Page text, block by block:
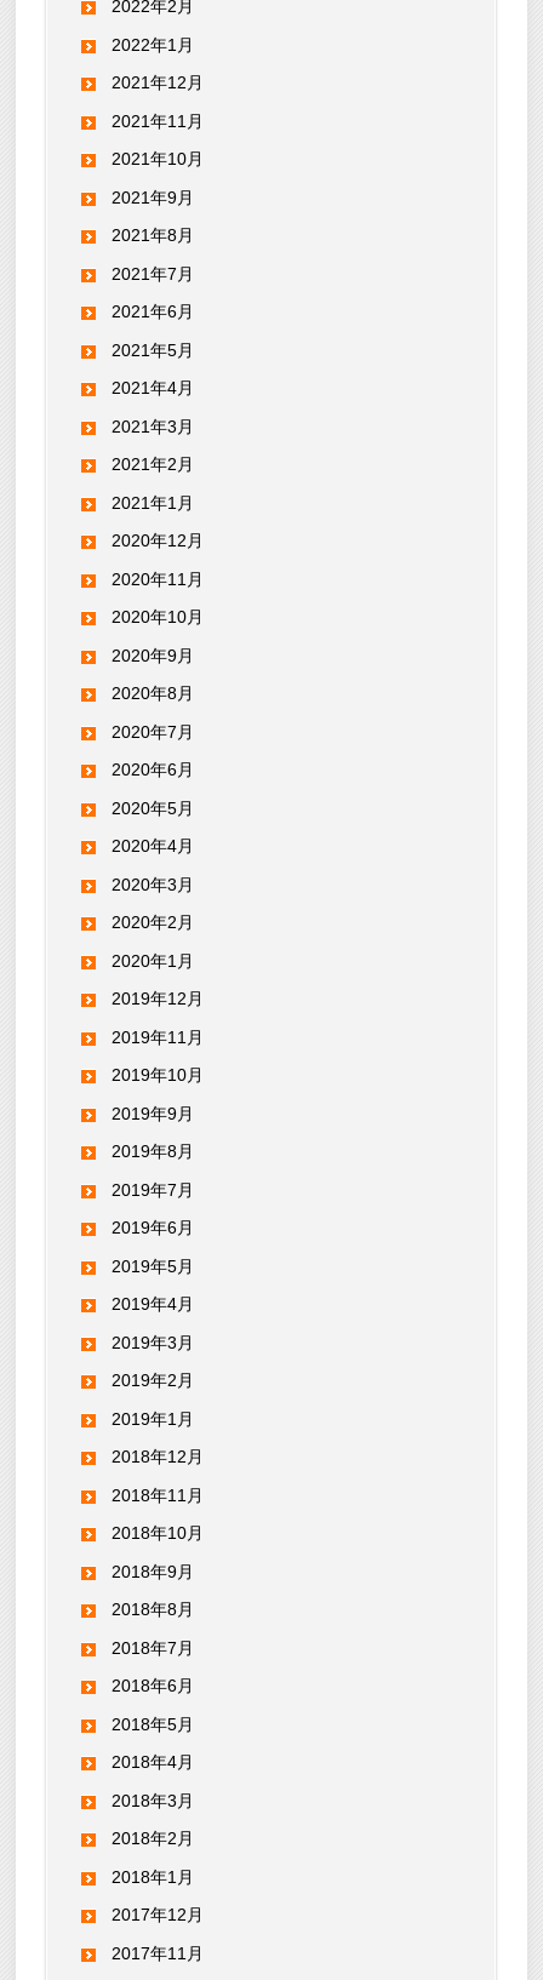
2022年2月
2022年1月
2021年12月
2021年11月
2021年10月
2021年9月
2021年8月
2021年7月
2021年6月
2021年5月
2021年4月
2021年3月
2021年2月
2021年1月
2020年12月
2020年11月
2020年10月
2020年9月
2020年8月
2020年7月
2020年6月
2020年5月
2020年4月
2020年3月
2020年2月
2020年1月
2019年12月
2019年11月
2019年10月
2019年9月
2019年8月
2019年7月
2019年6月
2019年5月
2019年4月
2019年3月
2019年2月
2019年1月
2018年12月
2018年11月
2018年10月
2018年9月
2018年8月
2018年7月
2018年6月
2018年5月
2018年4月
2018年3月
2018年2月
2018年1月
2017年12月
2017年11月